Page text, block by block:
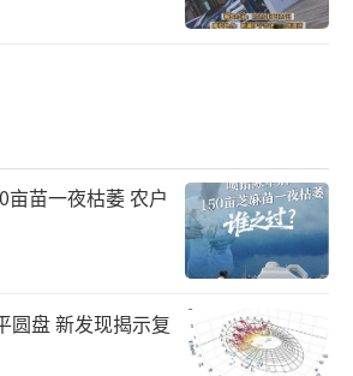
亩苗一夜枯萎 农户
圆盘 新发现揭示复